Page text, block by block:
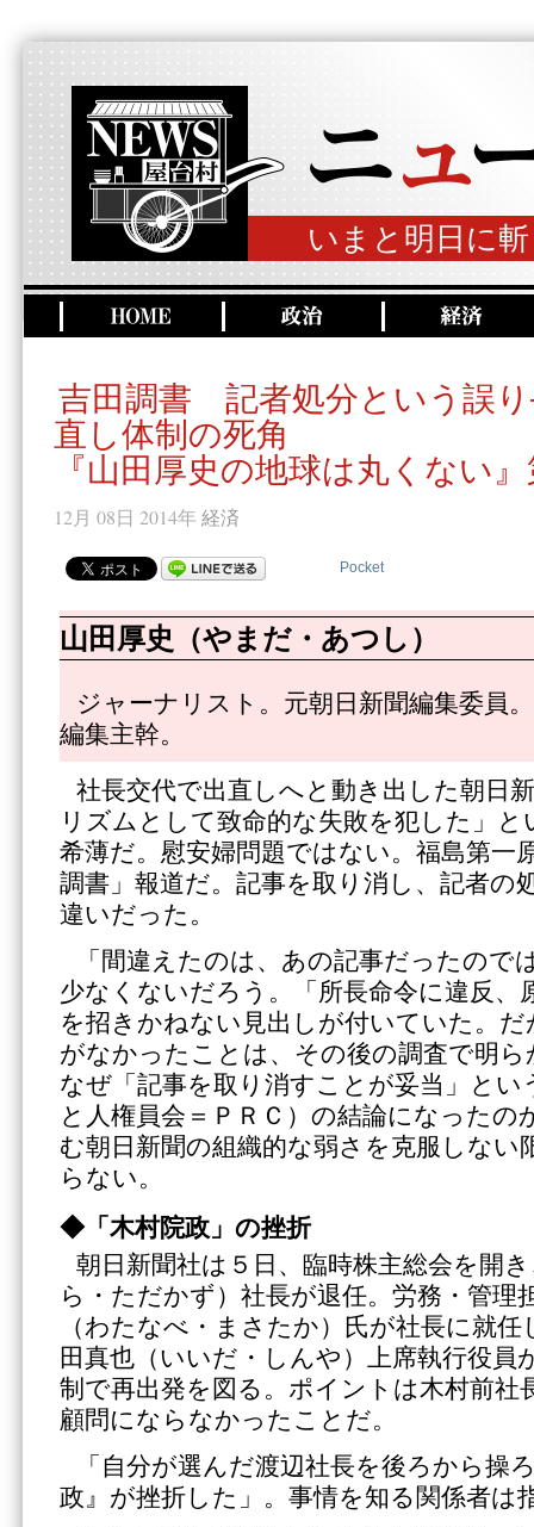
いまと明日に
吉田調書 記者処分という誤
直し体制の死角
『山田厚史の地球は丸くない
12月 08日 2014年 経済
Pocket
山田厚史（やまだ・あつし）
ジャーナリスト。元朝日新聞編集委員
編集主幹。
社長交代で出直しへと動き出した朝日
リズムとして致命的な失敗を犯した」
希薄だ。慰安婦問題ではない。福島第一
調書」報道だ。記事を取り消し、記者の
違いだった。
「間違えたのは、あの記事だったので
少なくないだろう。「所長命令に違反、
を招きかねない見出しが付いていた。
がなかったことは、その後の調査で明
なぜ「記事を取り消すことが妥当」とい
と人権員会＝ＰＲＣ）の結論になったの
む朝日新聞の組織的な弱さを克服しない
らない。
◆「木村院政」の挫折
朝日新聞社は５日、臨時株主総会を開
ら・ただかず）社長が退任。労務・管理
（わたなべ・まさたか）氏が社長に就
田真也（いいだ・しんや）上席執行役員
制で再出発を図る。ポイントは木村前社
顧問にならなかったことだ。
「自分が選んだ渡辺社長を後ろから操
政』が挫折した」。事情を知る関係者は